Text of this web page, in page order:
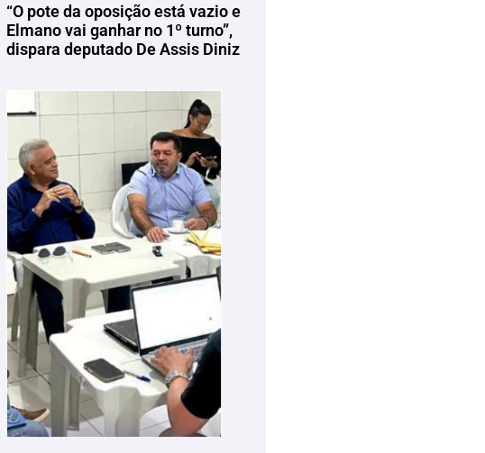
“O pote da oposição está vazio e
Elmano vai ganhar no 1º turno”,
dispara deputado De Assis Diniz